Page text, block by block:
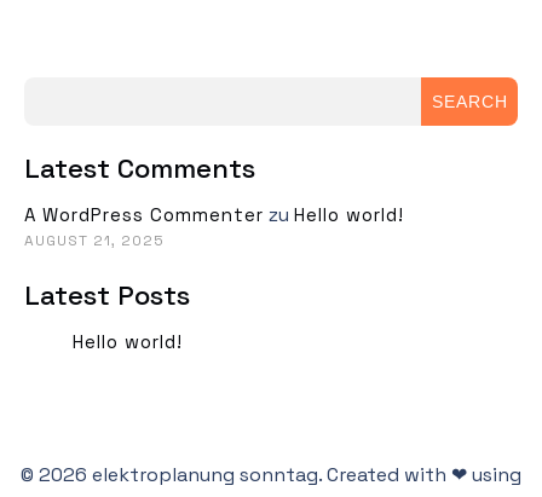
SEARCH
Latest Comments
A WordPress Commenter zu Hello world!
AUGUST 21, 2025
Latest Posts
Hello world!
© 2026 elektroplanung sonntag. Created with ❤ using